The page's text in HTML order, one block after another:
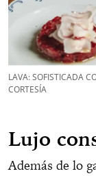
LAVA: SOFISTICADA
CORTESÍA
Lujo
Además de lo